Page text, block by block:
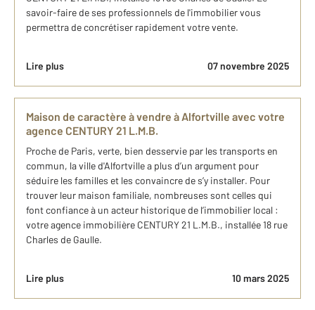
savoir-faire de ses professionnels de l'immobilier vous
permettra de concrétiser rapidement votre vente.
Lire plus 07 novembre 2025
Maison de caractère à vendre à Alfortville avec votre
agence CENTURY 21 L.M.B.
Proche de Paris, verte, bien desservie par les transports en
commun, la ville d'Alfortville a plus d’un argument pour
séduire les familles et les convaincre de s’y installer. Pour
trouver leur maison familiale, nombreuses sont celles qui
font confiance à un acteur historique de l’immobilier local :
votre agence immobilière CENTURY 21 L.M.B., installée 18 rue
Charles de Gaulle.
Lire plus 10 mars 2025